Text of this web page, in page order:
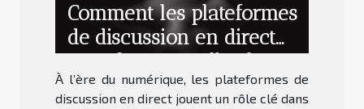
Comment les plateformes
de discussion en direct
transforment-elles les
rencontres en ligne ?
À l’ère du numérique, les plateformes de
discussion en direct jouent un rôle clé dans